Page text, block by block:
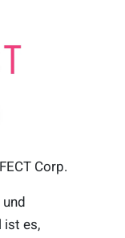
Corp.
ist es,